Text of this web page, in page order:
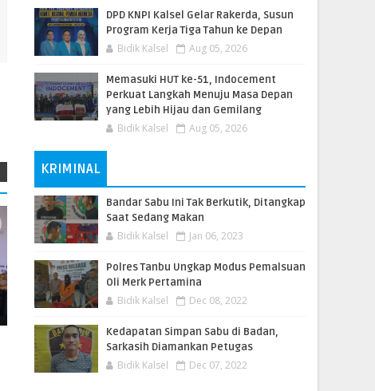
DPD KNPI Kalsel Gelar Rakerda, Susun
Program Kerja Tiga Tahun ke Depan
Bidik Kalsel Aug 05, 2026
Memasuki HUT ke-51, Indocement
Perkuat Langkah Menuju Masa Depan
yang Lebih Hijau dan Gemilang
Bidik Kalsel Aug 05, 2026
KRIMINAL
Bandar Sabu Ini Tak Berkutik, Ditangkap
Saat Sedang Makan
Bidik Kalsel Jan 06, 2023
Polres Tanbu Ungkap Modus Pemalsuan
Oli Merk Pertamina
Bidik Kalsel Dec 08, 2022
Kedapatan Simpan Sabu di Badan,
Sarkasih Diamankan Petugas
Bidik Kalsel Dec 07, 2022